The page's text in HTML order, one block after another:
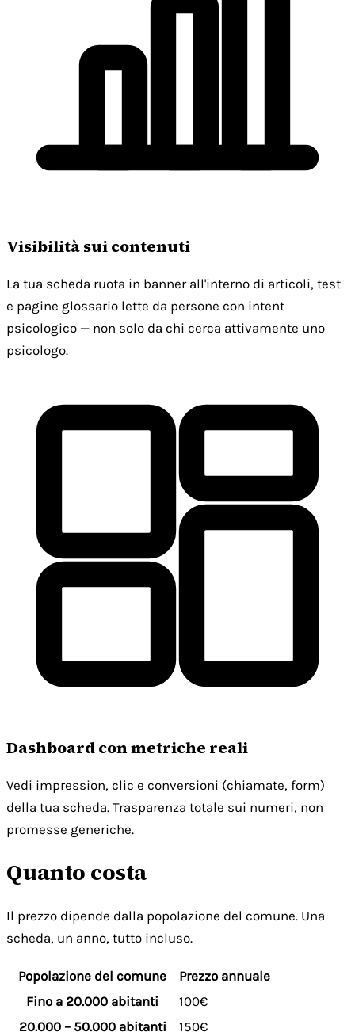
Visibilità sui contenuti
La tua scheda ruota in banner all'interno di articoli, test
e pagine glossario lette da persone con intent
psicologico — non solo da chi cerca attivamente uno
psicologo.
Dashboard con metriche reali
Vedi impression, clic e conversioni (chiamate, form)
della tua scheda. Trasparenza totale sui numeri, non
promesse generiche.
Quanto costa
Il prezzo dipende dalla popolazione del comune. Una
scheda, un anno, tutto incluso.
Popolazione del comune
Prezzo annuale
Fino a 20.000 abitanti
100€
20.000 – 50.000 abitanti
150€